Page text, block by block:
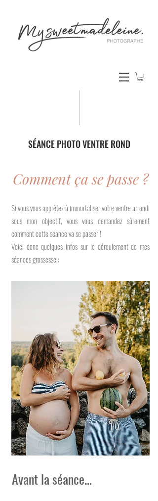
SÉANCE PHOTO VENTRE ROND
Comment ça se passe ?
Si vous vous apprêtez à immortaliser votre ventre arrondi
sous mon objectif, vous vous demandez sûrement
comment cette séance va se passer !
Voici donc quelques infos sur le déroulement de mes
séances grossesse :
Avant la séance...